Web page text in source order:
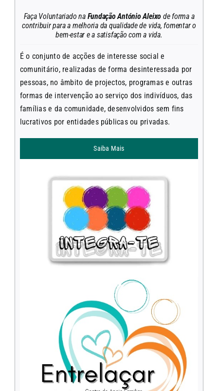
Faça Voluntariado na Fundação António Aleixo de forma a
contribuir para a melhoria da qualidade de vida, fomentar o
bem-estar e a satisfação com a vida.
É o conjunto de acções de interesse social e
comunitário, realizadas de forma desinteressada por
pessoas, no âmbito de projectos, programas e outras
formas de intervenção ao serviço dos indivíduos, das
famílias e da comunidade, desenvolvidos sem fins
lucrativos por entidades públicas ou privadas.
Saiba Mais